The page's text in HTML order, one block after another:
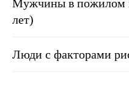
Мужчины в пожилом
лет)
Люди с факторами